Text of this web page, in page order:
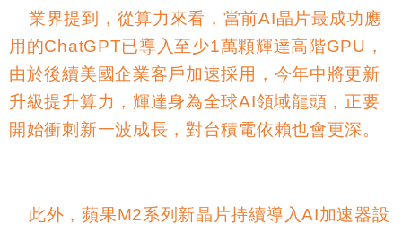
業界提到，從算力來看，當前AI晶片最成功應
用的ChatGPT已導入至少1萬顆輝達高階GPU ，
由於後續美國企業客戶加速採用，今年中將更新
升級提升算力，輝達身為全球AI領域龍頭，正要
開始衝刺新一波成長，對台積電依賴也會更深。
此外，蘋果M2系列新晶片持續導入AI加速器設